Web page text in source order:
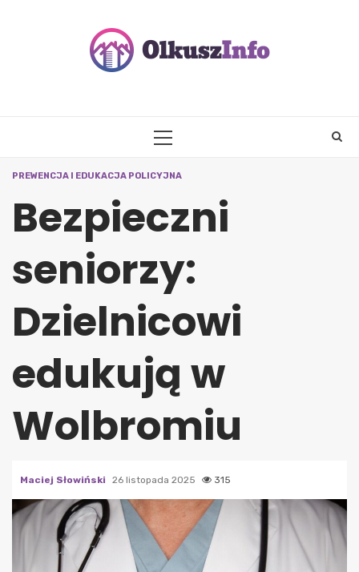
PRIMARY
PREWENCJA I EDUKACJA POLICYJNA
Bezpieczni
seniorzy:
Dzielnicowi
edukują w
Wolbromiu
Maciej Słowiński 26 listopada 2025 315